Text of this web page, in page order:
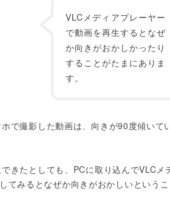
VLCメディアプレーヤー
で動画を再生するとなぜ
か向きがおかしかったり
することがたまにありま
す。
で撮影した動画は、向きが90度傾いて
きたとしても、PCに取り込んでVLCメ
てみるとなぜか向きがおかしいという